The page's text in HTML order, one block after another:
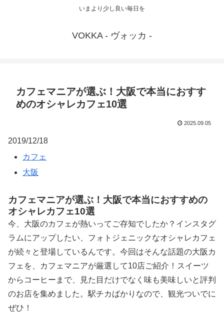
いまより少し良い毎日を
VOKKA - ヴォッカ -
カフェマニアが選ぶ！大阪で本当におすす
めのオシャレカフェ10選
2025.09.05
2019/12/18
カフェ
大阪
カフェマニアが選ぶ！大阪で本当におすすめの
オシャレカフェ10選
今、大阪のカフェが熱いってご存知でしたか？インスタグ
ラムにアップしたい、フォトジェニックなオシャレカフェ
が続々と登場しているんです。今回はそんな話題の大阪カ
フェを、カフェマニアが厳選して10店ご紹介！スイーツ
からコーヒーまで、見た目だけでなく味も美味しいと評判
のお店を集めました。駅チカばかりなので、観光ついでに
ぜひ！